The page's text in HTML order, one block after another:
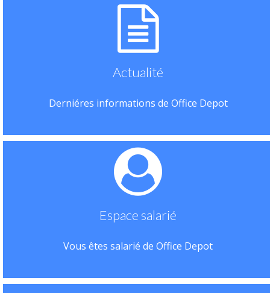
Actualité
Derniéres informations de Office Depot
Espace salarié
Vous êtes salarié de Office Depot